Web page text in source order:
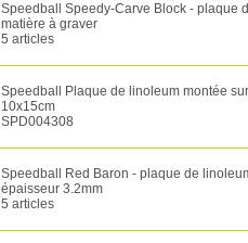
Speedball Speedy-Carve Block - plaque
matière à graver
5 articles
Speedball Plaque de linoleum montée
10x15cm
SPD004308
Speedball Red Baron - plaque de
épaisseur 3.2mm
5 articles